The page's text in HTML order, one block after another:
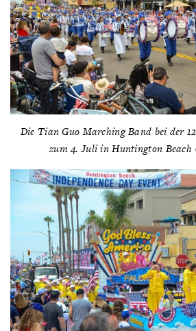
Die Tian Guo Marching Band bei der
zum 4. Juli in Huntington